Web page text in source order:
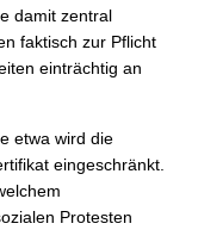
damit zentral
faktisch zur Pflicht
einträchtig an
etwa wird die
eingeschränkt.
Protesten